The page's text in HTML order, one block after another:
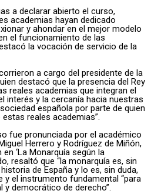
a declarar abierto el curso,
academias hayan dedicado
y ahondar en el mejor modelo
el funcionamiento de las
la vocación de servicio de la
a cargo del presidente de la
destacó que la presencia del Rey
reales academias que integran el
interés y la cercanía hacia nuestras
española por parte de quien
reales academias”.
fue pronunciada por el académico
Herrero y Rodríguez de Miñón,
‘La Monarquía según la
resaltó que “la monarquía es, sin
de España y lo es, sin duda,
y el instrumento fundamental “para
democrático de derecho”.